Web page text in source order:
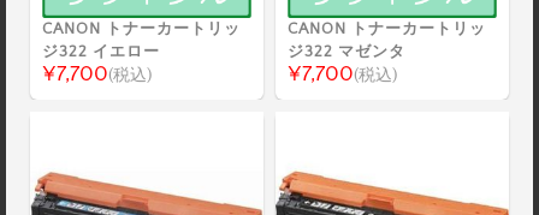
CANON トナーカートリッ
ジ322 イエロー
¥7,700(税込)
CANON トナーカートリッ
ジ322 マゼンタ
¥7,700(税込)